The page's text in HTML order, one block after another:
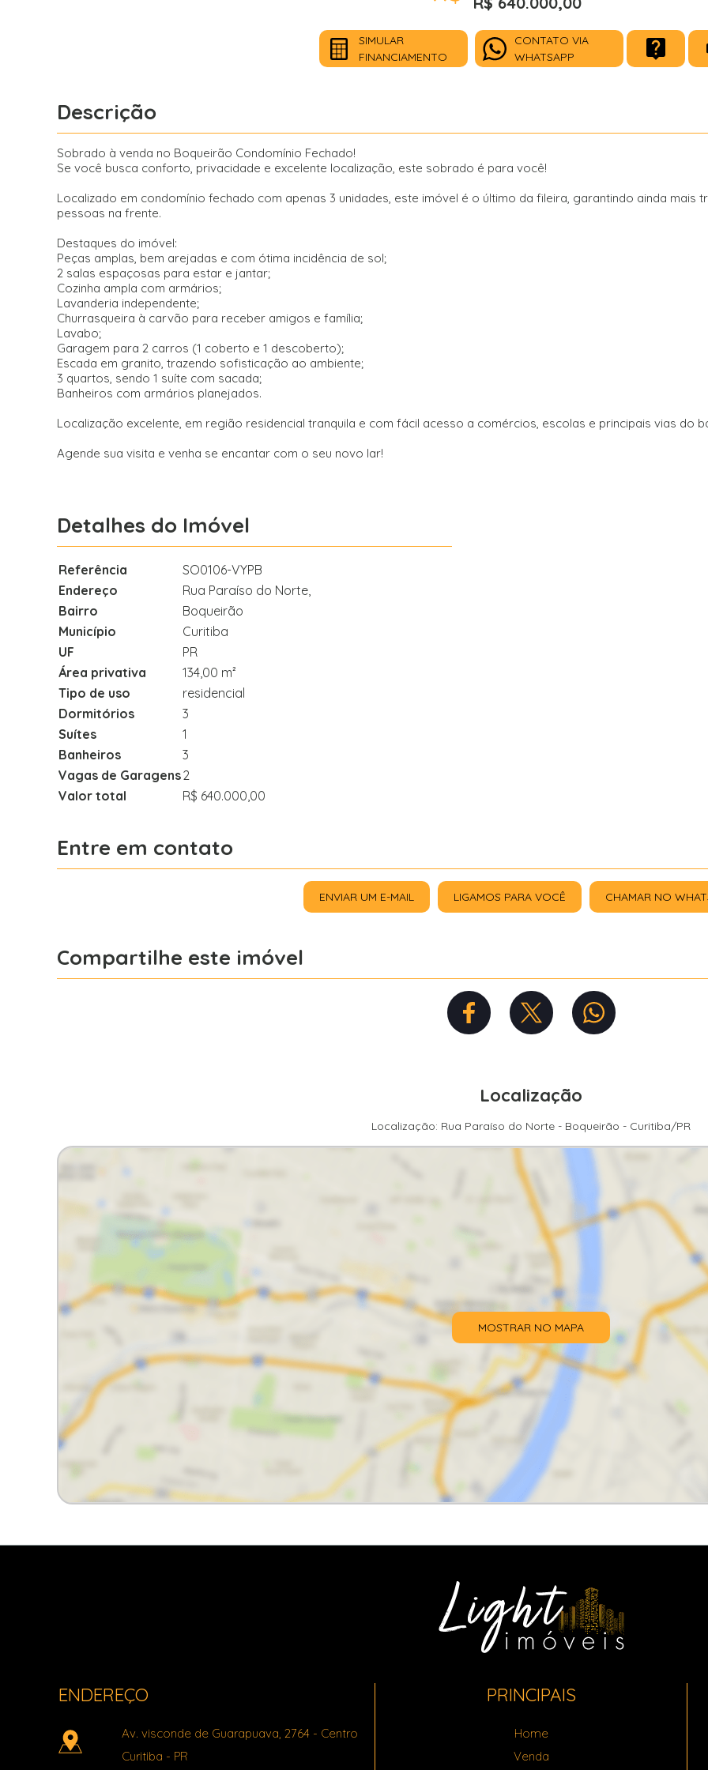
SIMULAR
FINANCIAMENTO
CONTATO VIA
WHATSAPP
Descrição
Sobrado à venda no Boqueirão Condomínio Fechado!
Se você busca conforto, privacidade e excelente localização, este sobrado é para você!
Localizado em condomínio fechado com apenas 3 unidades, este imóvel é o último da fileira, garantindo ainda mais
pessoas na frente.
Destaques do imóvel:
Peças amplas, bem arejadas e com ótima incidência de sol;
2 salas espaçosas para estar e jantar;
Cozinha ampla com armários;
Lavanderia independente;
Churrasqueira à carvão para receber amigos e família;
Lavabo;
Garagem para 2 carros (1 coberto e 1 descoberto);
Escada em granito, trazendo sofisticação ao ambiente;
3 quartos, sendo 1 suíte com sacada;
Banheiros com armários planejados.
Localização excelente, em região residencial tranquila e com fácil acesso a comércios, escolas e principais vias do
Agende sua visita e venha se encantar com o seu novo lar!
Detalhes do Imóvel
Referência
SO0106-VYPB
Endereço
Rua Paraíso do Norte,
Bairro
Boqueirão
Município
Curitiba
UF
PR
Área privativa
134,00 m²
Tipo de uso
residencial
Dormitórios
3
Suítes
1
Banheiros
3
Vagas de Garagens2
Valor total
R$ 640.000,00
Entre em contato
ENVIAR UM E-MAIL LIGAMOS PARA VOCÊ CHAMAR NO
Compartilhe este imóvel
Localização
Localização: Rua Paraíso do Norte - Boqueirão - Curitiba/PR
MOSTRAR NO MAPA
ENDEREÇO
Av. visconde de Guarapuava, 2764 - Centro
Curitiba - PR
PRINCIPAIS
Home
Venda